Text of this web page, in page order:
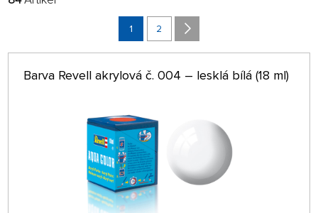
FILTER:
ALPHABETISCH
64 AUF SEITE
1 2
Barva Revell akrylová č. 004 – lesklá bílá (18 ml)